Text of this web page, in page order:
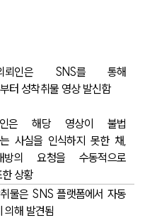
은 SNS를 통해
터 성착취물 영상 발신함
해당 영상이 불법
사실을 인식하지 못한 채,
방의 요청을 수동적으로
상황
물은 SNS 플랫폼에서 자동
의해 발견됨